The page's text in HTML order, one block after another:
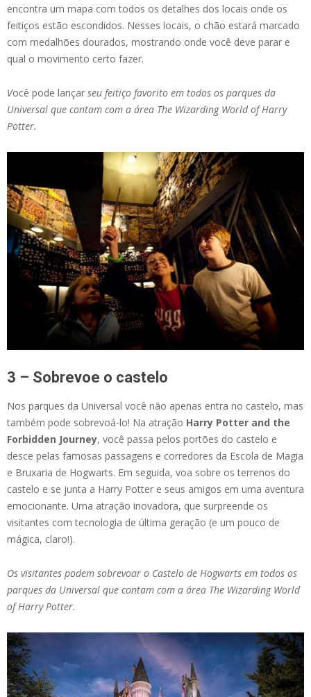
encontra um mapa com todos os detalhes dos locais onde os
feitiços estão escondidos. Nesses locais, o chão estará marcado
com medalhões dourados, mostrando onde você deve parar e
qual o movimento certo fazer.
Você pode lançar seu feitiço favorito em todos os parques da
Universal que contam com a área The Wizarding World of Harry
Potter.
3 – Sobrevoe o castelo
Nos parques da Universal você não apenas entra no castelo, mas
também pode sobrevoá-lo! Na atração Harry Potter and the
Forbidden Journey, você passa pelos portões do castelo e
desce pelas famosas passagens e corredores da Escola de Magia
e Bruxaria de Hogwarts. Em seguida, voa sobre os terrenos do
castelo e se junta a Harry Potter e seus amigos em uma aventura
emocionante. Uma atração inovadora, que surpreende os
visitantes com tecnologia de última geração (e um pouco de
mágica, claro!).
Os visitantes podem sobrevoar o Castelo de Hogwarts em todos os
parques da Universal que contam com a área The Wizarding World
of Harry Potter.